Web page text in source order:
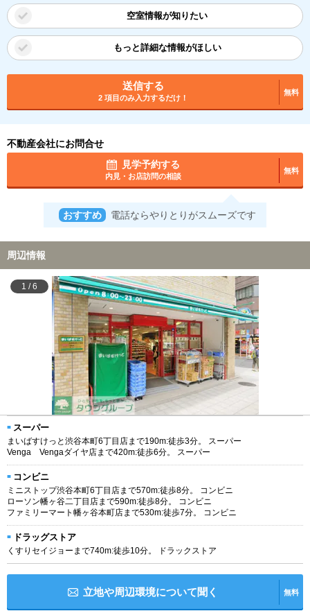
空室情報が知りたい
もっと詳細な情報がほしい
送信する
2 項目のみ入力するだけ！
無料
不動産会社にお問合せ
見学予約する
内見・お店訪問の相談
無料
おすすめ 電話ならやりとりがスムーズです
周辺情報
1 /6
スーパー
まいばすけっと渋谷本町6丁目店まで190m:徒歩3分。 スーパー
Venga Vengaダイヤ店まで420m:徒歩6分。 スーパー
コンビニ
ミニストップ渋谷本町6丁目店まで570m:徒歩8分。 コンビニ
ローソン幡ヶ谷二丁目店まで590m:徒歩8分。 コンビニ
ファミリーマート幡ヶ谷本町店まで530m:徒歩7分。 コンビニ
ドラッグストア
くすりセイジョーまで740m:徒歩10分。 ドラックストア
立地や周辺環境について聞く 無料